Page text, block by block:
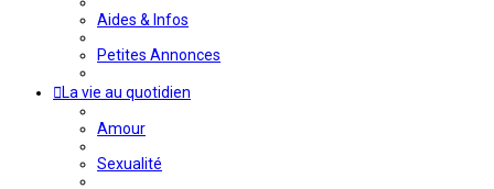
Aides & Infos
Petites Annonces
La vie au quotidien
Amour
Sexualité